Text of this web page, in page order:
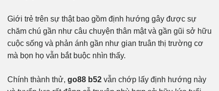
Giới trẻ trên sự thật bao gồm định hướng gây được sự
chăm chú gần như câu chuyện thân mật và gần gũi sở hữu
cuộc sống và phản ánh gần như gian truân thị trường cơ
mà bọn họ vẫn bắt buộc nhìn thấy.
Chính thành thử, go88 b52 vẫn chớp lấy định hướng này